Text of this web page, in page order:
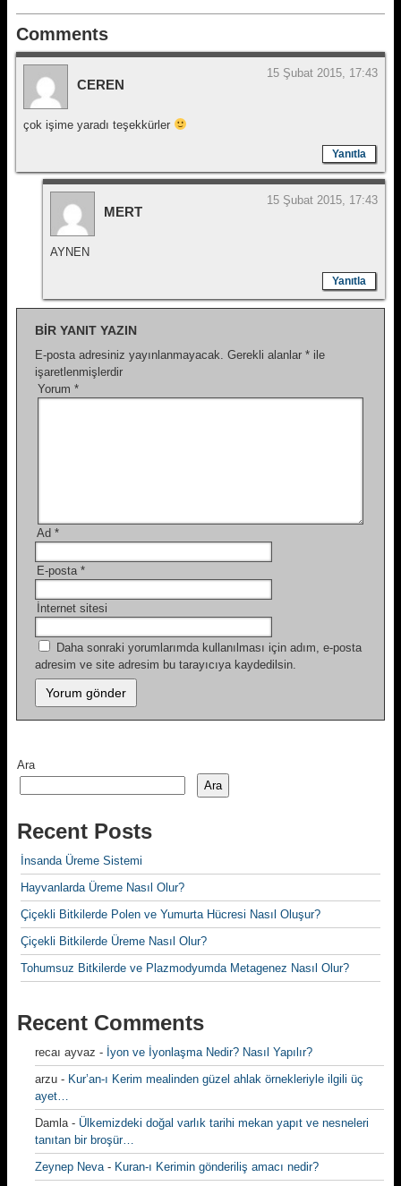
Comments
CEREN
15 Şubat 2015, 17:43
çok işime yaradı teşekkürler
Yanıtla
MERT
15 Şubat 2015, 17:43
AYNEN
Yanıtla
BIR YANIT YAZIN
E-posta adresiniz yayınlanmayacak. Gerekli alanlar * ile
işaretlenmişlerdir
Yorum *
Ad *
E-posta *
İnternet sitesi
Daha sonraki yorumlarımda kullanılması için adım, e-posta
adresim ve site adresim bu tarayıcıya kaydedilsin.
Ara
Ara
Recent Posts
İnsanda Üreme Sistemi
Hayvanlarda Üreme Nasıl Olur?
Çiçekli Bitkilerde Polen ve Yumurta Hücresi Nasıl Oluşur?
Çiçekli Bitkilerde Üreme Nasıl Olur?
Tohumsuz Bitkilerde ve Plazmodyumda Metagenez Nasıl Olur?
Recent Comments
recaı ayvaz - İyon ve İyonlaşma Nedir? Nasıl Yapılır?
arzu - Kur’an-ı Kerim mealinden güzel ahlak örnekleriyle ilgili üç
ayet…
Damla- Ülkemizdeki doğal varlık tarihi mekan yapıt ve nesneleri
tanıtan bir broşür…
Zeynep Neva- Kuran-ı Kerimin gönderiliş amacı nedir?